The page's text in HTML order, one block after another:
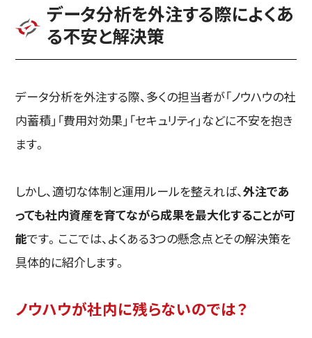
データ分析を外注する際によくあ
る不安と解決策
データ分析を外注する際、多くの担当者が「ノウハウの社
内蓄積」「費用対効果」「セキュリティ」などに不安を抱き
ます。
しかし、適切な体制と運用ルールを整えれば、外注であ
っても社内資産を育てながら成果を最大化することが可
能です。ここでは、よくある3つの懸念点とその解決策を
具体的に紹介します。
ノウハウが社内に残らないのでは？